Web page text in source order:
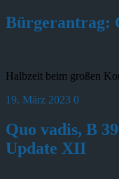
Bürgerantrag:
Halbzeit beim großen
19. März 2023 0
Quo vadis, B
Update XII